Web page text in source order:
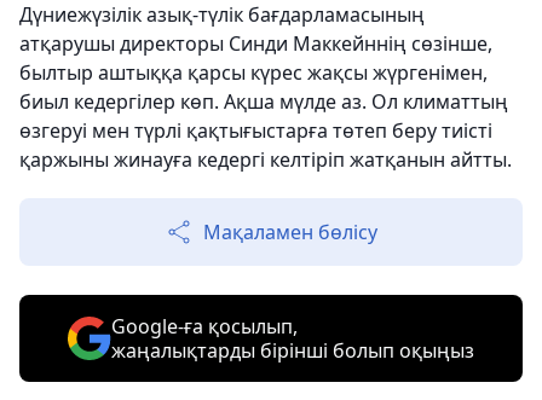
Дүниежүзілік азық-түлік бағдарламасының
атқарушы директоры Синди Маккейннің сөзінше,
былтыр аштыққа қарсы күрес жақсы жүргенімен,
биыл кедергілер көп. Ақша мүлде аз. Ол климаттың
өзгеруі мен түрлі қақтығыстарға төтеп беру тиісті
қаржыны жинауға кедергі келтіріп жатқанын айтты.
Мақаламен бөлісу
Google-ға қосылып,
жаңалықтарды бірінші болып оқыңыз